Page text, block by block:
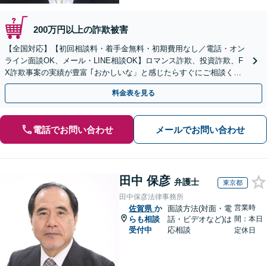
200万円以上の詐欺被害
【全国対応】【初回相談料・着手金無料・初期費用なし／電話・オン
ライン面談OK、メール・LINE相談OK】ロマンス詐欺、投資詐欺、F
X詐欺事案の実績が豊富 ｢おかしいな」と感じたらすぐにご相談くだ
さい。
料金表を見る
電話でお問い合わせ メールでお問い合わせ
田中 保彦 弁護士 東京都
田中保彦法律事務所
佐賀県 か
らも相談
受付中
面談方法(対面・電
話・ビデオなど)は
応相談
営業時
間：本日
定休日